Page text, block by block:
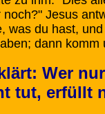
noch?" Jesus
was du hast,
dann komm
Wer
tut, erfüllt